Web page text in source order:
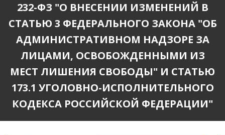
232-ФЗ "О ВНЕСЕНИИ ИЗМЕНЕНИЙ В
СТАТЬЮ 3 ФЕДЕРАЛЬНОГО ЗАКОНА "ОБ
АДМИНИСТРАТИВНОМ НАДЗОРЕ ЗА
ЛИЦАМИ, ОСВОБОЖДЕННЫМИ ИЗ
МЕСТ ЛИШЕНИЯ СВОБОДЫ" И СТАТЬЮ
173.1 УГОЛОВНО-ИСПОЛНИТЕЛЬНОГО
КОДЕКСА РОССИЙСКОЙ ФЕДЕРАЦИИ"